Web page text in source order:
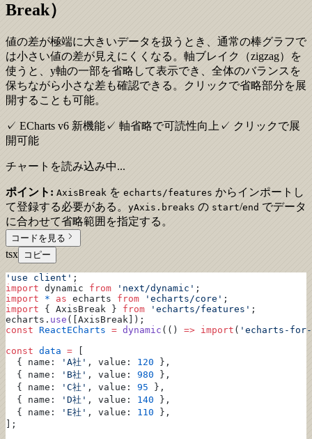
Break）
値の差が極端に大きいデータを扱うとき、通常の棒グラフで
は小さい値の差が見えにくくなる。軸ブレイク（zigzag）を
使うと、y軸の一部を省略して表示でき、全体のバランスを
保ちながら小さな差も確認できる。クリックで省略部分を展
開することも可能。
✓ ECharts v6 新機能✓ 軸省略で可読性向上 ✓ クリックで展
開可能
チャートを読み込み中...
ポイント: AxisBreak を echarts/features からインポートし
て登録する必要がある。 yAxis.breaks の start/end でデータ
に合わせて省略範囲を指定する。
コードを見る
tsx コピー
'use client' ;
import dynamic from 'next/dynamic' ;
import * as echarts from 'echarts/core' ;
import { AxisBreak } from 'echarts/features' ;
echarts. use ([AxisBreak]);
const ReactECharts = dynamic (() => import ( 'echarts-
const data =
  { name:
'A社' , value: 120 },
  { name:
'B社' , value: 980 },
  { name:
'C社' , value: 95 },
  { name:
'D社' , value: 140 },
  { name:
'E社' , value: 110 },
];